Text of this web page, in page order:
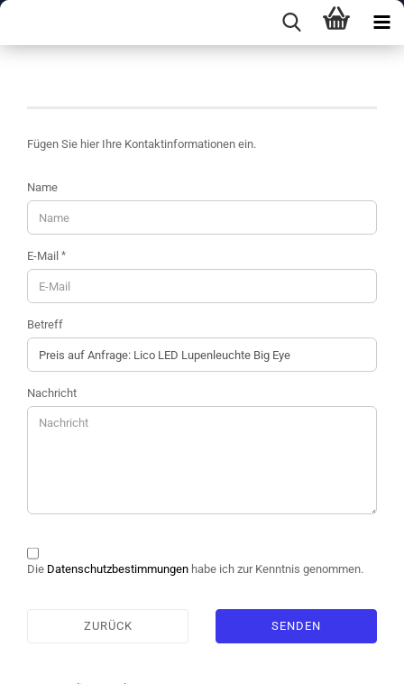
Fügen Sie hier Ihre Kontaktinformationen ein.
KONTAKT
Name
E-Mail
Betreff
Nachricht
DATENSCHUTZBESTIMMUNGEN
Die Datenschutzbestimmungen habe ich zur Kenntnis genommen.
ZURÜCK SENDEN